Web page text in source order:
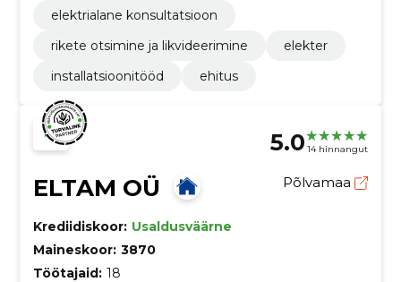
elektrialane konsultatsioon
rikete otsimine ja likvideerimine
elekter
installatsioonitööd
ehitus
5.0 14 hinnangut
ELTAM OÜ Põlvamaa
Krediidiskoor: Usaldusväärne
Maineskoor: 3870
Töötajaid: 18